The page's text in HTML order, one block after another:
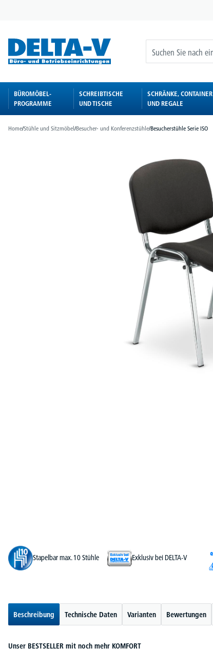
BÜROMÖBEL-
PROGRAMME
SCHREIBTISCHE
UND TISCHE
SCHRÄNKE, CONTAINER
UND REGALE
Home/Stühle und Sitzmöbel/Besucher- und Konferenzstühle/Besucherstühle Serie ISO
Stapelbar max. 10 Stühle
Exklusiv bei DELTA-V
Beschreibung Technische Daten Varianten Bewertungen
Unser BESTSELLER mit noch mehr KOMFORT